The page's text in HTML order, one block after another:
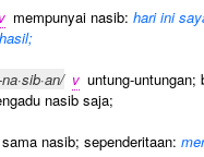
v mempunyai nasib: hari ini
v untung-untungan;
nasib saja;
sama nasib; sependeritaan: